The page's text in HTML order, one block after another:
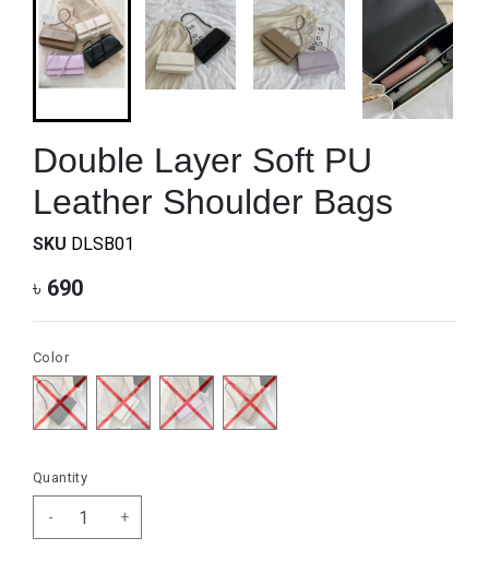
Double Layer Soft PU
Leather Shoulder Bags
SKU DLSB01
৳ 690
Color
Quantity
- +